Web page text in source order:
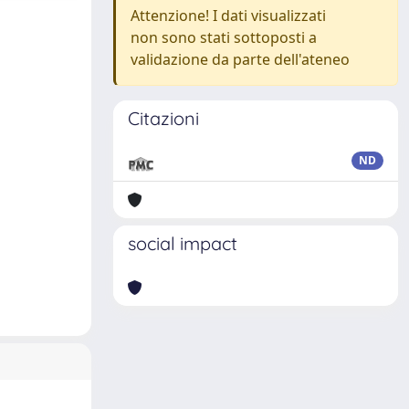
Attenzione! I dati visualizzati
non sono stati sottoposti a
validazione da parte dell'ateneo
Citazioni
ND
social impact